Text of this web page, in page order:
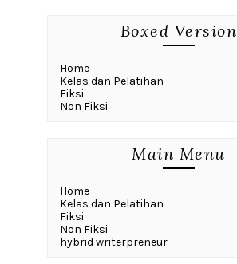
Boxed Version
Home
Kelas dan Pelatihan
Fiksi
Non Fiksi
Main Menu
Home
Kelas dan Pelatihan
Fiksi
Non Fiksi
hybrid writerpreneur